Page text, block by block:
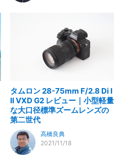
タムロン 28-75mm F/2.8 Di I
II VXD G2 レビュー｜小型軽量
な大口径標準ズームレンズの
第二世代
高橋良典
2021/11/18